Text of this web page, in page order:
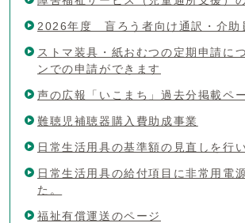
2026年度 盲ろう者向け通訳・介助
ストマ装具・紙おむつの定期申請に
ンでの申請ができます
声の広報「いこまち」過去分掲載ペ
難聴児補聴器購入費助成事業
日常生活用具の基準額の見直しを行
日常生活用具の給付項目に非常用電
た。
福祉有償運送のページ